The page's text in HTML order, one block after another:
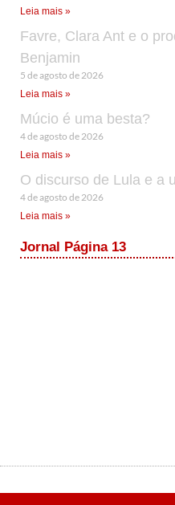
Leia mais »
Favre, Clara Ant e o
Benjamin
5 de agosto de 2026
Leia mais »
Múcio é uma besta?
4 de agosto de 2026
Leia mais »
O discurso de Lula e a
4 de agosto de 2026
Leia mais »
Jornal Página 13